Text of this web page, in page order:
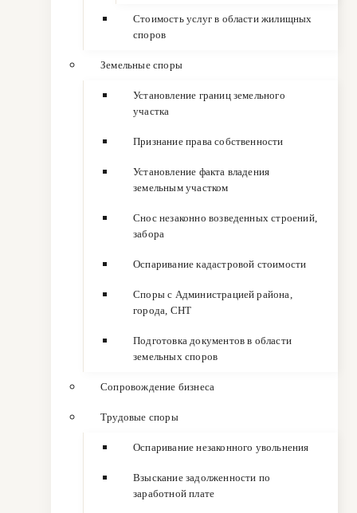
Стоимость услуг в области жилищных
споров
Земельные споры
Установление границ земельного
участка
Признание права собственности
Установление факта владения
земельным участком
Снос незаконно возведенных строений,
забора
Оспаривание кадастровой стоимости
Споры с Администрацией района,
города, СНТ
Подготовка документов в области
земельных споров
Сопровождение бизнеса
Трудовые споры
Оспаривание незаконного увольнения
Взыскание задолженности по
заработной плате